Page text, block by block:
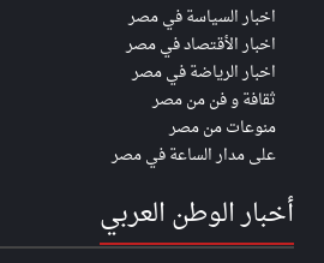
اخبار السياسة في مصر
اخبار الأقتصاد في مصر
اخبار الرياضة في مصر
ثقافة و فن من مصر
منوعات من مصر
على مدار الساعة في مصر
أخبار الوطن العربي